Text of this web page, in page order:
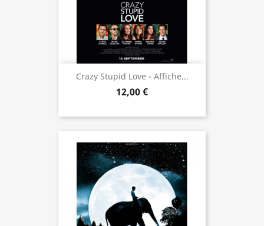
Crazy Stupid Love - Affiche...
12,00 €